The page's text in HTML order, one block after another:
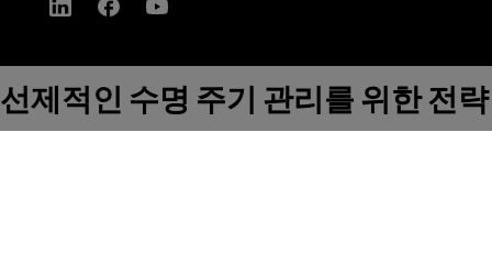
선제적인 수명 주기 관리를 위한 전략